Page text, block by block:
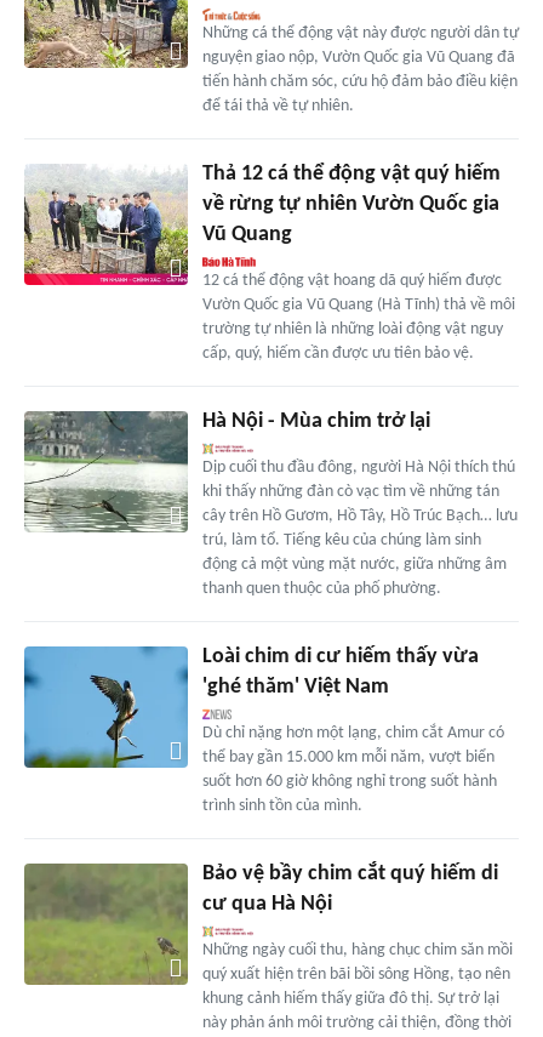
Những cá thể động vật này được người dân tự
nguyện giao nộp, Vườn Quốc gia Vũ Quang đã
tiến hành chăm sóc, cứu hộ đảm bảo điều kiện
để tái thả về tự nhiên.
Thả 12 cá thể động vật quý hiếm
về rừng tự nhiên Vườn Quốc gia
Vũ Quang
12 cá thể động vật hoang dã quý hiếm được
Vườn Quốc gia Vũ Quang (Hà Tĩnh) thả về môi
trường tự nhiên là những loài động vật nguy
cấp, quý, hiếm cần được ưu tiên bảo vệ.
Hà Nội - Mùa chim trở lại
Dịp cuối thu đầu đông, người Hà Nội thích thú
khi thấy những đàn cò vạc tìm về những tán
cây trên Hồ Gươm, Hồ Tây, Hồ Trúc Bạch… lưu
trú, làm tổ. Tiếng kêu của chúng làm sinh
động cả một vùng mặt nước, giữa những âm
thanh quen thuộc của phố phường.
Loài chim di cư hiếm thấy vừa
'ghé thăm' Việt Nam
Dù chỉ nặng hơn một lạng, chim cắt Amur có
thể bay gần 15.000 km mỗi năm, vượt biển
suốt hơn 60 giờ không nghỉ trong suốt hành
trình sinh tồn của mình.
Bảo vệ bầy chim cắt quý hiếm di
cư qua Hà Nội
Những ngày cuối thu, hàng chục chim săn mồi
quý xuất hiện trên bãi bồi sông Hồng, tạo nên
khung cảnh hiếm thấy giữa đô thị. Sự trở lại
này phản ánh môi trường cải thiện, đồng thời